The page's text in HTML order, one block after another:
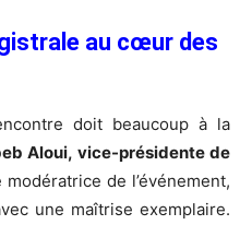
au cœur des
doit beaucoup à la
Aloui, vice-présidente de
de l’événement,
une maîtrise exemplaire.